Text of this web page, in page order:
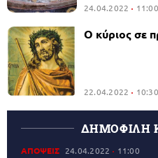
24.04.2022 11:00
Ο κύριος σε
22.04.2022 10:30
ΔΗΜΟΦΙΛΗ
ΑΠΟΨΕΙΣ 24.04.2022 11:00